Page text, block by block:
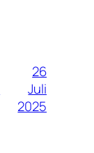
26
Juli
2025